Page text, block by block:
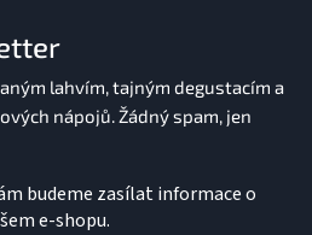
budeme zasílat informace o
e-shopu.